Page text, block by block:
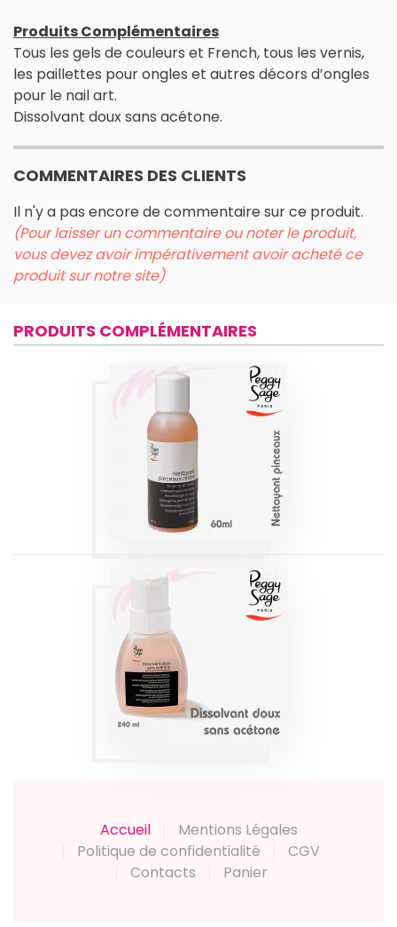
Produits Complémentaires
Tous les gels de couleurs et French, tous les vernis,
les paillettes pour ongles et autres décors d’ongles
pour le nail art.
Dissolvant doux sans acétone.
COMMENTAIRES DES CLIENTS
Il n'y a pas encore de commentaire sur ce produit.
(Pour laisser un commentaire ou noter le produit,
vous devez avoir impérativement avoir acheté ce
produit sur notre site)
PRODUITS COMPLÉMENTAIRES
NETTOYANT
PINCEAUX RÉSINE
60ML PEGGY
SAGE
Produits
DISSOLVANT
DOUX SANS
ACETONE 240ML
PEGGY SAGE
Produits
Accueil
Mentions Légales
Politique de confidentialité
CGV
Contacts
Panier